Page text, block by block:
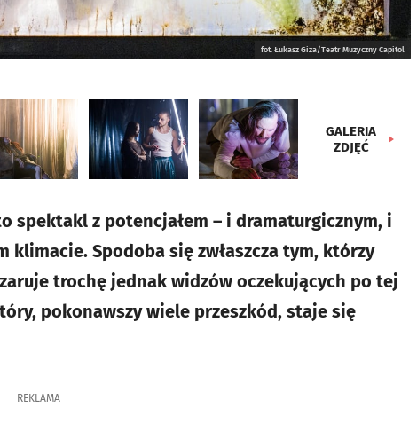
fot. Łukasz Giza/Teatr Muzyczny Capitol
GALERIA
ZDJĘĆ
spektakl z potencjałem – i dramaturgicznym, i
Spodoba się zwłaszcza tym, którzy
trochę jednak widzów oczekujących po tej
pokonawszy wiele przeszkód, staje się
REKLAMA